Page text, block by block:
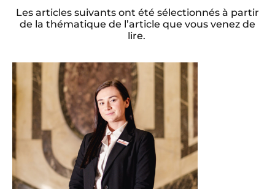
Les articles suivants ont été sélectionnés à partir
de la thématique de l’article que vous venez de
lire.